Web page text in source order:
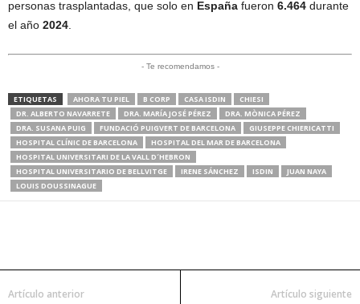
personas trasplantadas, que solo en España fueron 6.464 durante
el año 2024
- Te recomendamos -
ETIQUETAS AHORA TU PIEL B CORP CASA ISDIN
CHIESI
DR. ALBERTO NAVARRETE
DRA. MARÍA JOSÉ PÉREZ
DRA. MÒNICA PÉREZ
DRA. SUSANA PUIG
FUNDACIÓ PUIGVERT DE BARCELONA
GIUSEPPE CHIERICATTI
HOSPITAL CLÍNIC DE BARCELONA
HOSPITAL DEL MAR DE BARCELONA
HOSPITAL UNIVERSITARI DE LA VALL D´HEBRON
HOSPITAL UNIVERSITARIO DE BELLVITGE
IRENE SÁNCHEZ ISDIN
JUAN NAYA
LOUIS DOUSSINAGUE
Artículo anterior Artículo siguiente